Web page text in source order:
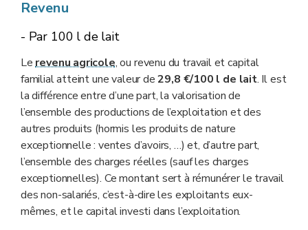
de rester proche de 40 €/100 l de lait.
Revenu
- Par 100 l de lait
Lerevenu agricole, ou revenu du travail et capital
familial atteint une valeur de29,8 €/100 l de lait. Il est
la différence entre d’une part, la valorisation de
l’ensemble des productions de l’exploitation et des
autres produits (hormis les produits de nature
exceptionnelle : ventes d’avoirs, …) et, d’autre part,
l’ensemble des charges réelles (sauf les charges
exceptionnelles). Ce montant sert à rémunérer le travail
des non-salariés, c’est-à-dire les exploitants eux-
mêmes, et le capital investi dans l’exploitation.